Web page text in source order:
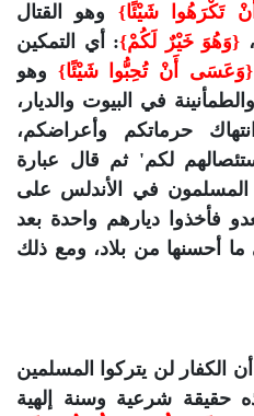
تَكْرَهُوا شَيْئًا} وهو القتال
{وَهُوَ خَيْرٌ لَكُمْ}: أي التمكين
{وَعَسَى أَنْ تُحِبُّوا شَيْئًا} وهو
في البيوت والديار،
حرماتكم وأعراضكم،
لكم' ثم قال عبارة
في الأندلس على
فأخذوا ديارهم واحدة بعد
ما أحسنها من بلاد، ومع ذلك
الكفار لن يتركوا المسلمين
حقيقة شرعية وسنة إلهية